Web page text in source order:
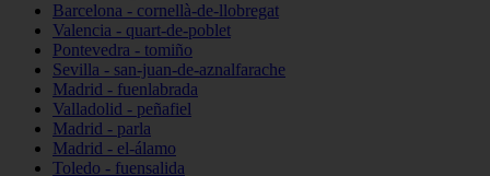
Barcelona - cornellà-de-llobregat
Valencia - quart-de-poblet
Pontevedra - tomiño
Sevilla - san-juan-de-aznalfarache
Madrid - fuenlabrada
Valladolid - peñafiel
Madrid - parla
Madrid - el-álamo
Toledo - fuensalida